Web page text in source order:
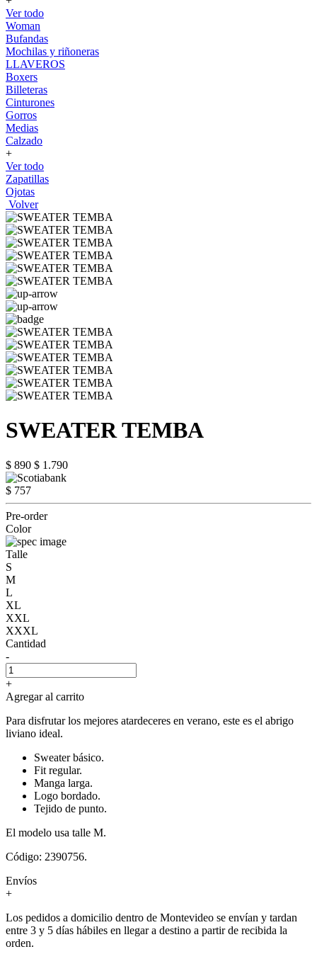
Ver todo
Woman
Bufandas
Mochilas y riñoneras
LLAVEROS
Boxers
Billeteras
Cinturones
Gorros
Medias
Calzado
+
Ver todo
Zapatillas
Ojotas
Volver
SWEATER TEMBA
$ 890 $ 1.790
$ 757
Pre-order
Color
Talle
S
M
L
XL
XXL
XXXL
Cantidad
-
+
Agregar al carrito
Para disfrutar los mejores atardeceres en verano, este es el abrigo
liviano ideal.
Sweater básico.
Fit regular.
Manga larga.
Logo bordado.
Tejido de punto.
El modelo usa talle M.
Código: 2390756.
Envíos
+
Los pedidos a domicilio dentro de Montevideo se envían y tardan
entre 3 y 5 días hábiles en llegar a destino a partir de recibida la
orden.